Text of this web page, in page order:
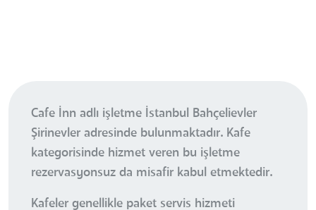
Cafe İnn adlı işletme İstanbul Bahçelievler
Şirinevler adresinde bulunmaktadır. Kafe
kategorisinde hizmet veren bu işletme
rezervasyonsuz da misafir kabul etmektedir.
Kafeler genellikle paket servis hizmeti